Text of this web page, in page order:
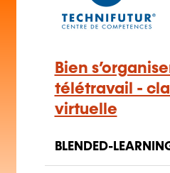
Bien
télétravail -
virtuelle
BLENDED-